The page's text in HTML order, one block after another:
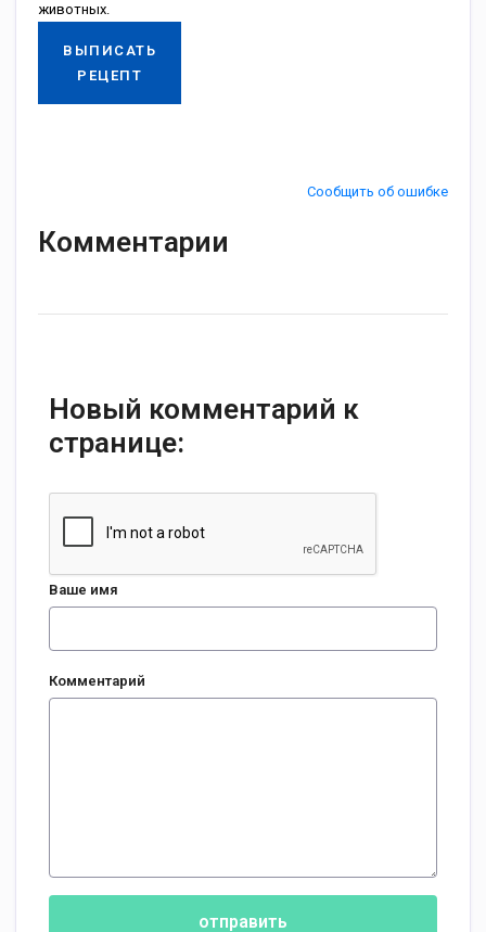
живoтныx.
ВЫПИСАТЬ
РЕЦЕПТ
Сообщить об ошибке
Комментарии
Новый комментарий к
странице:
Ваше имя
Комментарий
отправить